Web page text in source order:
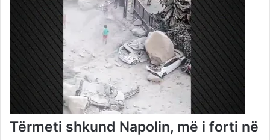
Tërmeti shkund Napolin, më i forti në